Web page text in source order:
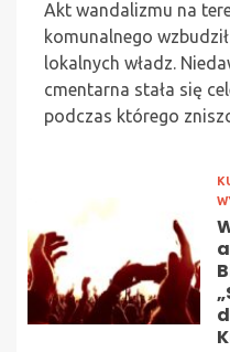
Akt wandalizmu na
komunalnego
lokalnych władz.
cmentarna stała się
podczas którego